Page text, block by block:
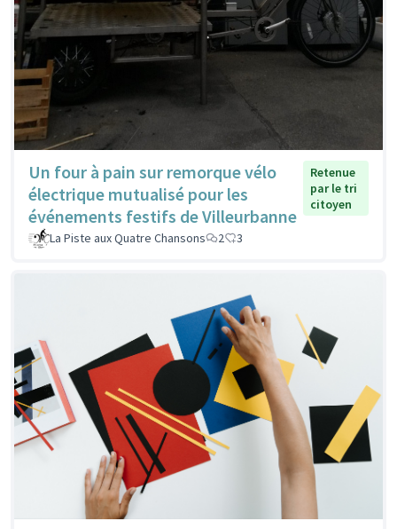
Un four à pain sur remorque vélo
électrique mutualisé pour les
événements festifs de Villeurbanne
Retenue
par le tri
citoyen
La Piste aux Quatre Chansons 2 3